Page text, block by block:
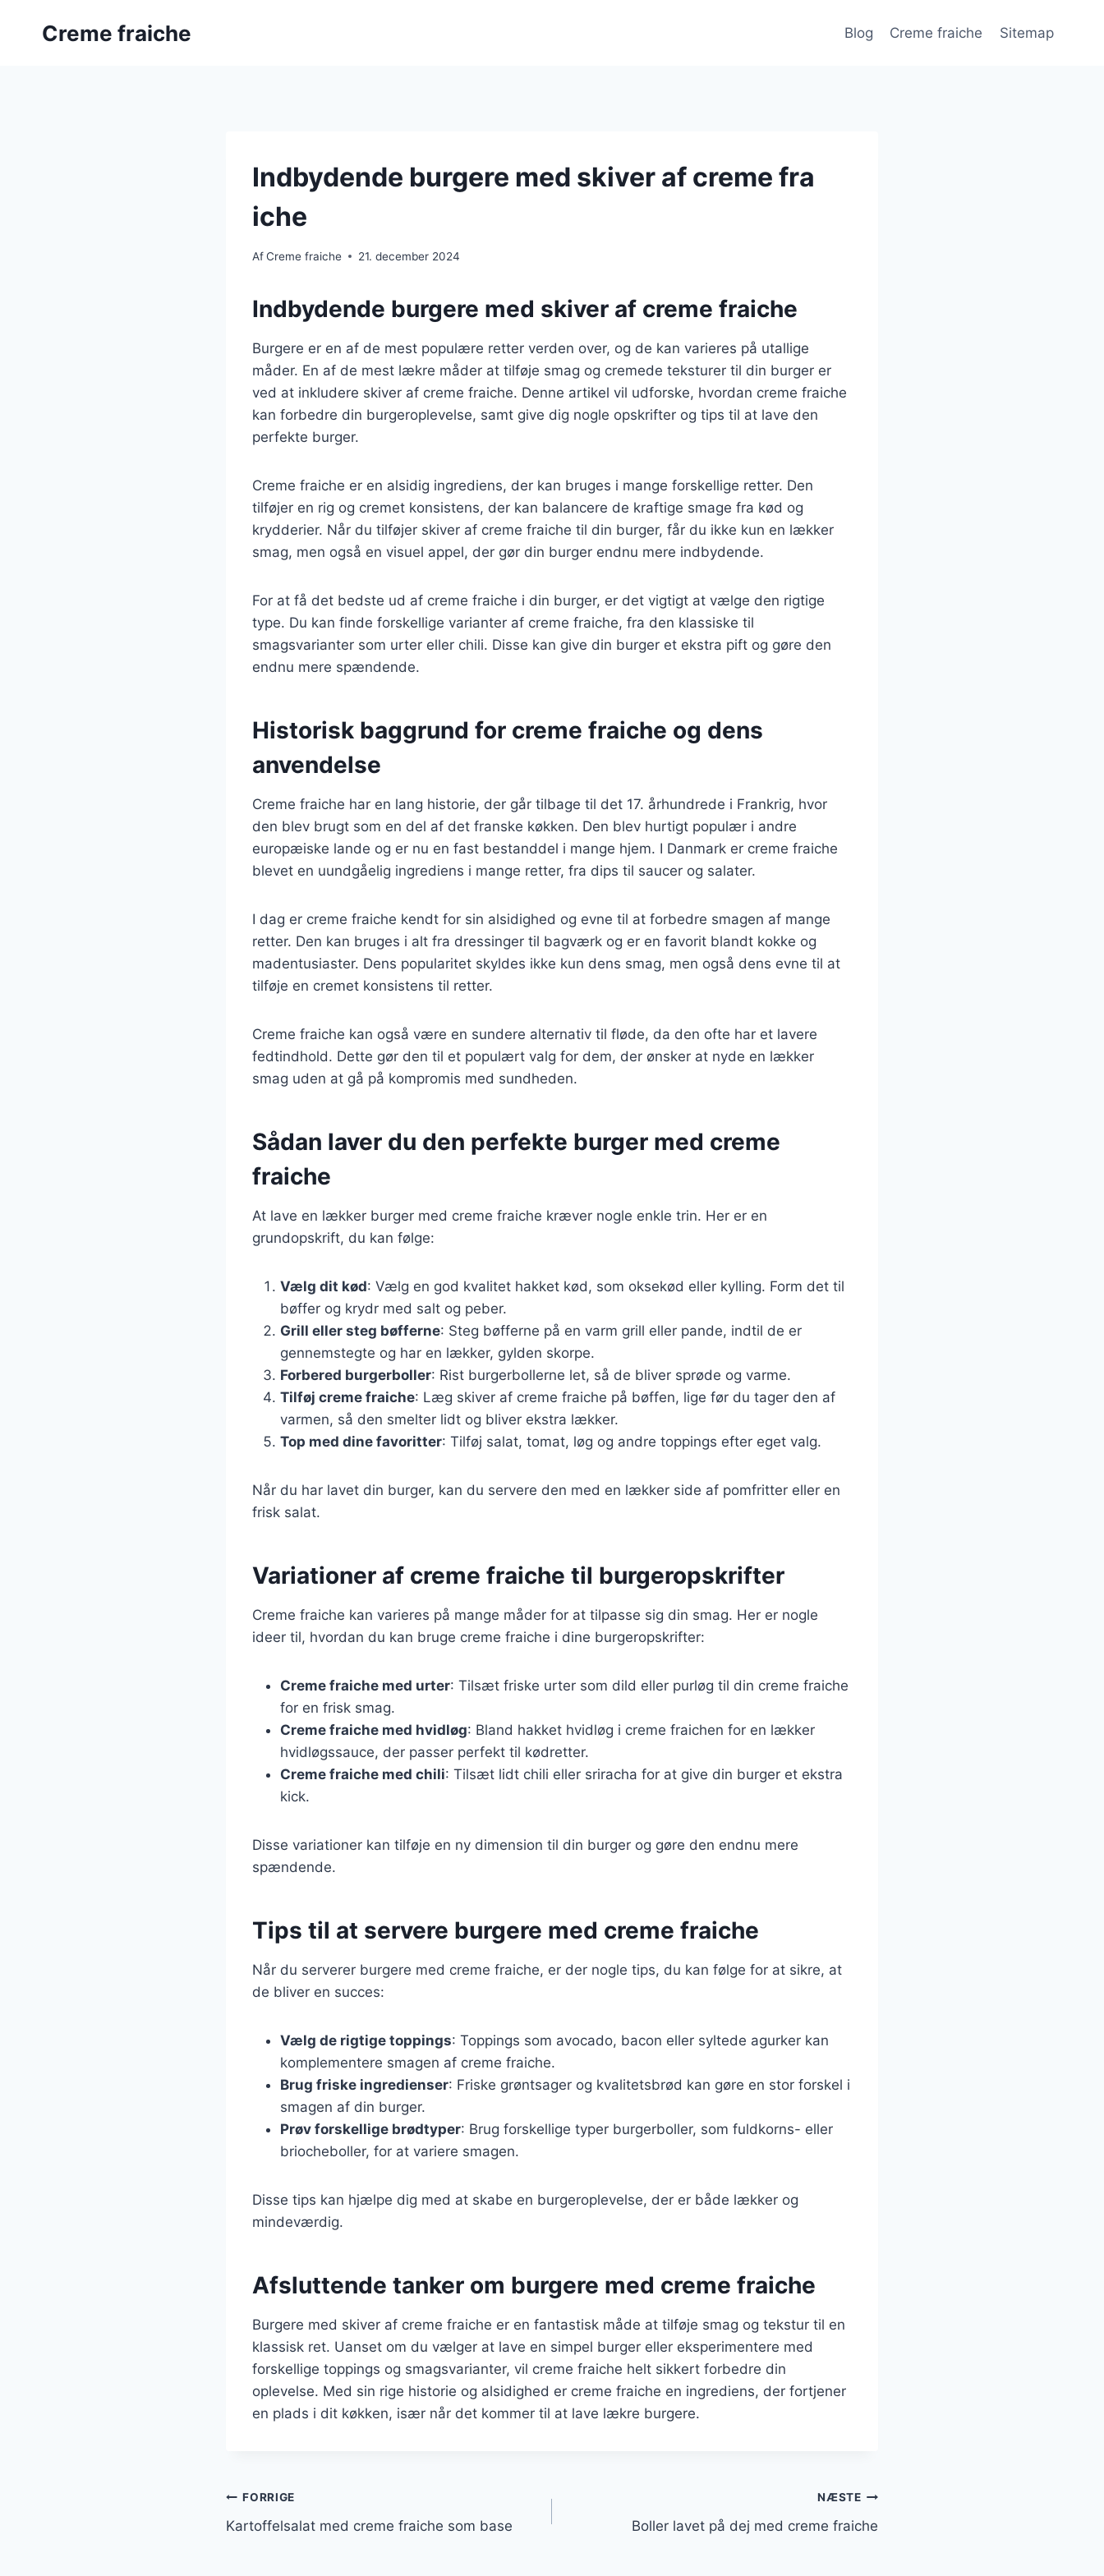
Creme fraiche Blog Creme fraiche Sitemap
Indbydende burgere med skiver af creme fra
iche
AfCreme fraiche 21. december 2024
Indbydende burgere med skiver af creme fraiche
Burgere er en af de mest populære retter verden over, og de kan varieres på utallige
måder. En af de mest lækre måder at tilføje smag og cremede teksturer til din burger er
ved at inkludere skiver af creme fraiche. Denne artikel vil udforske, hvordan creme fraiche
kan forbedre din burgeroplevelse, samt give dig nogle opskrifter og tips til at lave den
perfekte burger.
Creme fraiche er en alsidig ingrediens, der kan bruges i mange forskellige retter. Den
tilføjer en rig og cremet konsistens, der kan balancere de kraftige smage fra kød og
krydderier. Når du tilføjer skiver af creme fraiche til din burger, får du ikke kun en lækker
smag, men også en visuel appel, der gør din burger endnu mere indbydende.
For at få det bedste ud af creme fraiche i din burger, er det vigtigt at vælge den rigtige
type. Du kan finde forskellige varianter af creme fraiche, fra den klassiske til
smagsvarianter som urter eller chili. Disse kan give din burger et ekstra pift og gøre den
endnu mere spændende.
Historisk baggrund for creme fraiche og dens
anvendelse
Creme fraiche har en lang historie, der går tilbage til det 17. århundrede i Frankrig, hvor
den blev brugt som en del af det franske køkken. Den blev hurtigt populær i andre
europæiske lande og er nu en fast bestanddel i mange hjem. I Danmark er creme fraiche
blevet en uundgåelig ingrediens i mange retter, fra dips til saucer og salater.
I dag er creme fraiche kendt for sin alsidighed og evne til at forbedre smagen af mange
retter. Den kan bruges i alt fra dressinger til bagværk og er en favorit blandt kokke og
madentusiaster. Dens popularitet skyldes ikke kun dens smag, men også dens evne til at
tilføje en cremet konsistens til retter.
Creme fraiche kan også være en sundere alternativ til fløde, da den ofte har et lavere
fedtindhold. Dette gør den til et populært valg for dem, der ønsker at nyde en lækker
smag uden at gå på kompromis med sundheden.
Sådan laver du den perfekte burger med creme
fraiche
At lave en lækker burger med creme fraiche kræver nogle enkle trin. Her er en
grundopskrift, du kan følge:
Vælg dit kød: Vælg en god kvalitet hakket kød, som oksekød eller kylling. Form det til
bøffer og krydr med salt og peber.
Grill eller steg bøfferne: Steg bøfferne på en varm grill eller pande, indtil de er
gennemstegte og har en lækker, gylden skorpe.
Forbered burgerboller: Rist burgerbollerne let, så de bliver sprøde og varme.
Tilføj creme fraiche: Læg skiver af creme fraiche på bøffen, lige før du tager den af
varmen, så den smelter lidt og bliver ekstra lækker.
Top med dine favoritter: Tilføj salat, tomat, løg og andre toppings efter eget valg.
Når du har lavet din burger, kan du servere den med en lækker side af pomfritter eller en
frisk salat.
Variationer af creme fraiche til burgeropskrifter
Creme fraiche kan varieres på mange måder for at tilpasse sig din smag. Her er nogle
ideer til, hvordan du kan bruge creme fraiche i dine burgeropskrifter:
Creme fraiche med urter: Tilsæt friske urter som dild eller purløg til din creme fraiche
for en frisk smag.
Creme fraiche med hvidløg: Bland hakket hvidløg i creme fraichen for en lækker
hvidløgssauce, der passer perfekt til kødretter.
Creme fraiche med chili: Tilsæt lidt chili eller sriracha for at give din burger et ekstra
kick.
Disse variationer kan tilføje en ny dimension til din burger og gøre den endnu mere
spændende.
Tips til at servere burgere med creme fraiche
Når du serverer burgere med creme fraiche, er der nogle tips, du kan følge for at sikre, at
de bliver en succes:
Vælg de rigtige toppings: Toppings som avocado, bacon eller syltede agurker kan
komplementere smagen af creme fraiche.
Brug friske ingredienser: Friske grøntsager og kvalitetsbrød kan gøre en stor forskel i
smagen af din burger.
Prøv forskellige brødtyper: Brug forskellige typer burgerboller, som fuldkorns- eller
briocheboller, for at variere smagen.
Disse tips kan hjælpe dig med at skabe en burgeroplevelse, der er både lækker og
mindeværdig.
Afsluttende tanker om burgere med creme fraiche
Burgere med skiver af creme fraiche er en fantastisk måde at tilføje smag og tekstur til en
klassisk ret. Uanset om du vælger at lave en simpel burger eller eksperimentere med
forskellige toppings og smagsvarianter, vil creme fraiche helt sikkert forbedre din
oplevelse. Med sin rige historie og alsidighed er creme fraiche en ingrediens, der fortjener
en plads i dit køkken, især når det kommer til at lave lækre burgere.
Indlægsnavigation
FORRIGE
Kartoffelsalat med creme fraiche som base
NÆSTE
Boller lavet på dej med creme fraiche